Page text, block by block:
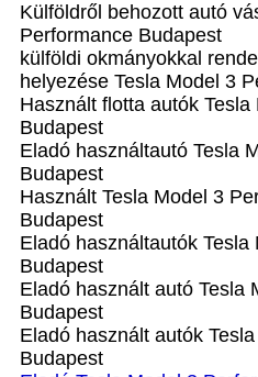
Külföldről behozott autó
Performance Budapest
külföldi okmányokkal
helyezése Tesla Model 3
Használt flotta autók
Budapest
Eladó használtautó Tesla
Budapest
Használt Tesla Model 3
Budapest
Eladó használtautók
Budapest
Eladó használt autó Tesla
Budapest
Eladó használt autók
Budapest